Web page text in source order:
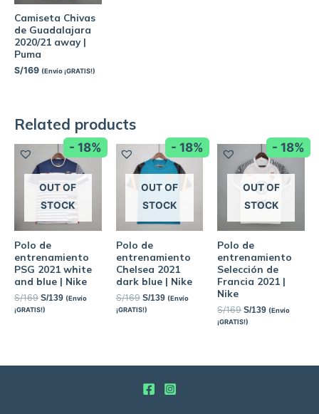
Camiseta Chivas
de Guadalajara
2020/21 away |
Puma
S/169 (Envío ¡GRATIS!)
Related products
- 18%
OUT OF
STOCK
Polo de
entrenamiento
PSG 2021 white
and blue | Nike
S/169 S/139 (Envío
¡GRATIS!)
- 18%
OUT OF
STOCK
Polo de
entrenamiento
Chelsea 2021
dark blue | Nike
S/169 S/139 (Envío
¡GRATIS!)
- 18%
OUT OF
STOCK
Polo de
entrenamiento
Selección de
Francia 2021 |
Nike
S/169 S/139 (Envío
¡GRATIS!)